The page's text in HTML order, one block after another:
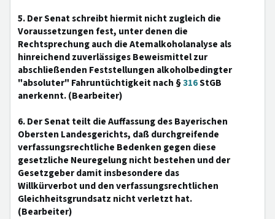
5. Der Senat schreibt hiermit nicht zugleich die
Voraussetzungen fest, unter denen die
Rechtsprechung auch die Atemalkoholanalyse als
hinreichend zuverlässiges Beweismittel zur
abschließenden Feststellungen alkoholbedingter
"absoluter" Fahruntüchtigkeit nach §316StGB
anerkennt. (Bearbeiter)
6. Der Senat teilt die Auffassung des Bayerischen
Obersten Landesgerichts, daß durchgreifende
verfassungsrechtliche Bedenken gegen diese
gesetzliche Neuregelung nicht bestehen und der
Gesetzgeber damit insbesondere das
Willkürverbot und den verfassungsrechtlichen
Gleichheitsgrundsatz nicht verletzt hat.
(Bearbeiter)